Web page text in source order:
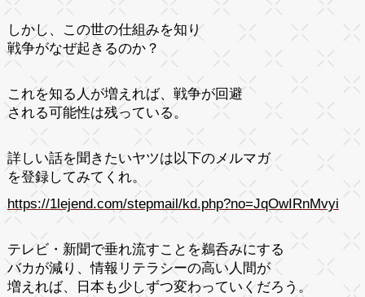
しかし、この世の仕組みを知り
戦争がなぜ起きるのか？
これを知る人が増えれば、戦争が回避
される可能性は残っている。
詳しい話を聞きたいヤツは以下のメルマガ
を登録してみてくれ。
https://1lejend.com/stepmail/kd.php?no=JqOwIRnMvyi
テレビ・新聞で垂れ流すことを鵜呑みにする
バカが減り、情報リテラシーの高い人間が
増えれば、日本も少しずつ変わっていくだろう。